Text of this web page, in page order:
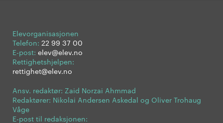
Elevorganisasjonen
Telefon: 22 99 37 00
E-post: elev@elev.no
Rettighetshjelpen:
rettighet@elev.no
Ansv. redaktør: Zaid Norzai Ahmmad
Redaktører: Nikolai Andersen Askedal og Oliver Trohaug
Våge
E-post til redaksjonen: